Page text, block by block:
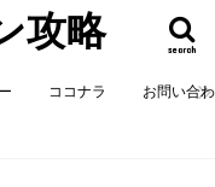
攻略 search
ココナラ お問い合